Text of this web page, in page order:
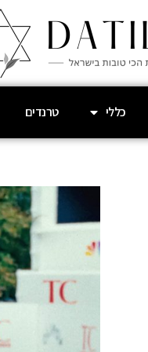
כללי טרנדים